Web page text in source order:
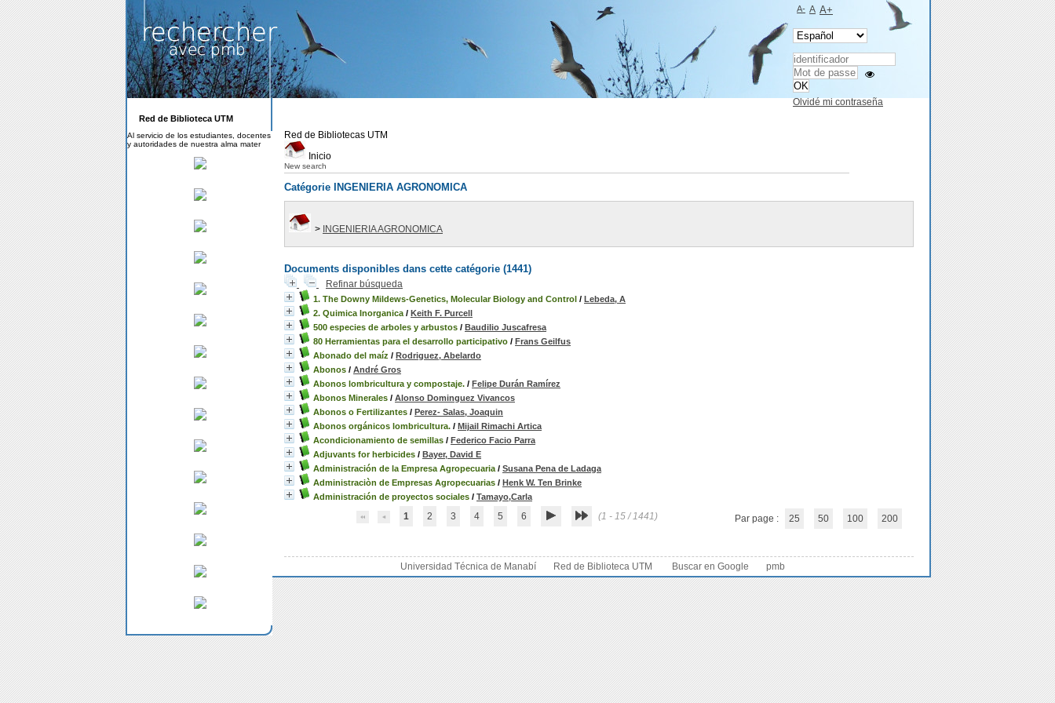
Red de Bibliotecas UTM
Inicio
New search
Catégorie INGENIERIA AGRONOMICA
> INGENIERIA AGRONOMICA
Documents disponibles dans cette catégorie (1441)
Refinar búsqueda
1. The Downy Mildews-Genetics, Molecular Biology and Control / Lebeda, A
2. Quimica Inorganica / Keith F. Purcell
500 especies de arboles y arbustos / Baudilio Juscafresa
80 Herramientas para el desarrollo participativo / Frans Geilfus
Abonado del maíz / Rodriguez, Abelardo
Abonos / André Gros
Abonos lombricultura y compostaje. / Felipe Durán Ramírez
Abonos Minerales / Alonso Dominguez Vivancos
Abonos o Fertilizantes / Perez- Salas, Joaquin
Abonos orgánicos lombricultura. / Mijail Rimachi Artica
Acondicionamiento de semillas / Federico Facio Parra
Adjuvants for herbicides / Bayer, David E
Administración de la Empresa Agropecuaria / Susana Pena de Ladaga
Administraciòn de Empresas Agropecuarias / Henk W. Ten Brinke
Administración de proyectos sociales / Tamayo,Carla
1 2 3 4 5 6 (1 - 15 / 1441) Par page : 25 50 100 200
Universidad Técnica de Manabí Red de Biblioteca UTM Buscar en Google pmb
Red de Biblioteca UTM
Al servicio de los estudiantes, docentes
y autoridades de nuestra alma mater
A- A A+
Olvidé mi contraseña